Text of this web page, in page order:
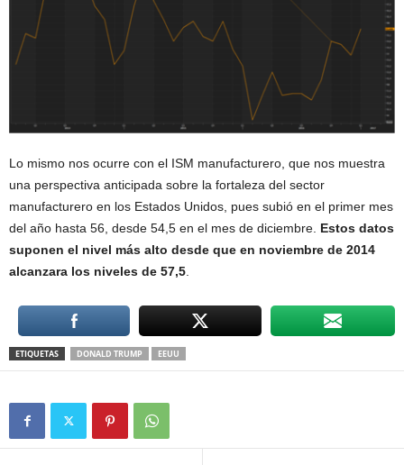
Lo mismo nos ocurre con el ISM manufacturero, que nos muestra
una perspectiva anticipada sobre la fortaleza del sector
manufacturero en los Estados Unidos, pues subió en el primer mes
del año hasta 56, desde 54,5 en el mes de diciembre. Estos datos
suponen el nivel más alto desde que en noviembre de 2014
alcanzara los niveles de 57,5
ETIQUETAS DONALD TRUMP EEUU